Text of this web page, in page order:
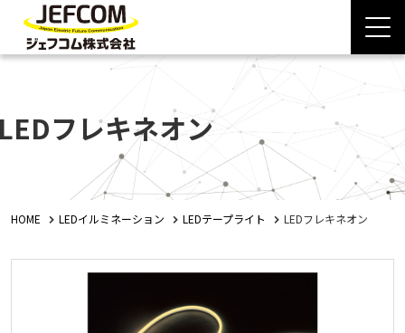
フレキネオン
HOME LEDイルミネーション LEDテープライト LEDフレキネオン